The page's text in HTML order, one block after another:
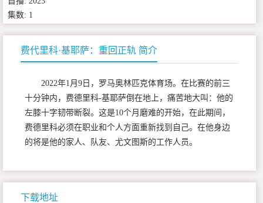
集数: 1
费代里科·基耶萨：重回正轨 简介
2022年1月9日，罗马奥林匹克体育场。在比赛的前三
十分钟内，费德里科-基耶萨倒在地上，痛苦地大叫：他的
左膝十字韧带断裂。这是10个月磨难的开始，在此期间，
费德里科必须在职业和个人方面重新找到自己。在他身边
的将是他的家人、队友、尤文图斯的工作人员。
下载地址